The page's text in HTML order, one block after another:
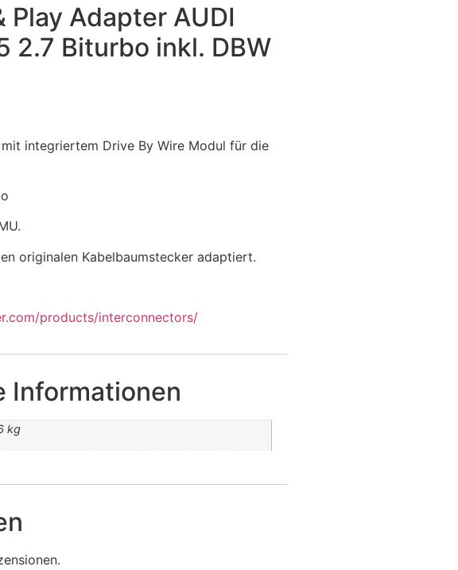
Play ​Adapter AUDI
2.7 Biturbo inkl. DBW
integriertem Drive By Wire Modul für die
originalen Kabelbaumstecker adaptiert.
products/interconnectors/
Informationen
kg